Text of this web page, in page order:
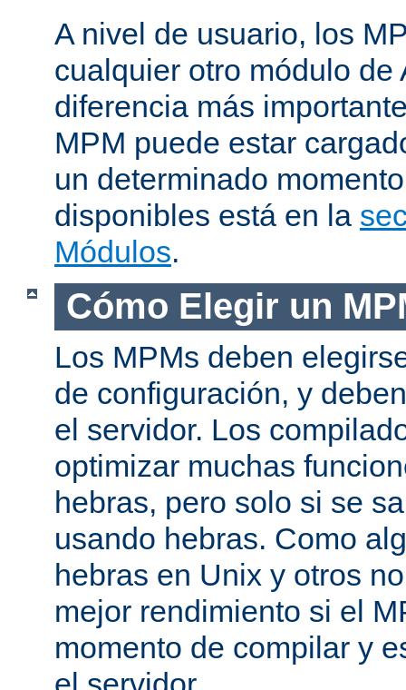
A nivel de usuario, los
cualquier otro módulo de
diferencia más
MPM puede estar
un determinado
disponibles está en la
Módulos.
Cómo Elegir un
Los MPMs deben
de configuración, y
el servidor. Los
optimizar muchas
hebras, pero solo si se
usando hebras. Como
hebras en Unix y otros
mejor rendimiento si el
momento de compilar y